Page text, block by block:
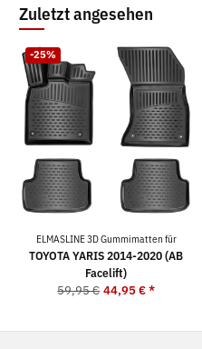
Zuletzt angesehen
-25%
ELMASLINE 3D Gummimatten für
TOYOTA YARIS 2014-2020 (AB
Facelift)
59,95 € 44,95 €*